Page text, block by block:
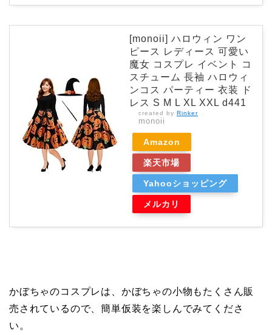
[monoii] ハロウィン ワン
ピース レディース 可愛い
魔女 コスプレ イベント コ
スチューム 長袖 ハロウィ
ンコス パーティー 衣装 ド
レス S M L XL XXL d441
created by Rinker
monoii
Amazon
楽天市場
Yahooショッピング
メルカリ
かぼちゃのコスプレは、かぼちゃの小物もたくさん販
売されているので、簡単仮装を楽しんでみてくださ
い。